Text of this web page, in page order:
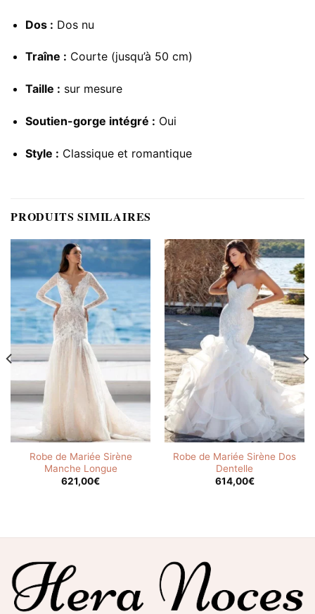
Dos : Dos nu
Traîne : Courte (jusqu’à 50 cm)
Taille : sur mesure
Soutien-gorge intégré : Oui
Style : Classique et romantique
PRODUITS SIMILAIRES
Robe de Mariée Sirène
Manche Longue
621,00€
Robe de Mariée Sirène Dos
Dentelle
614,00€